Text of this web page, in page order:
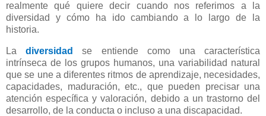
realmente qué quiere decir cuando nos referimos a la
diversidad y cómo ha ido cambiando a lo largo de la
historia.
Ladiversidad
se entiende como una característica
intrínseca de los grupos humanos, una variabilidad natural
que se une a diferentes ritmos de aprendizaje, necesidades,
capacidades, maduración, etc., que pueden precisar una
atención específica y valoración, debido a un trastorno del
desarrollo, de la conducta o incluso a una discapacidad.